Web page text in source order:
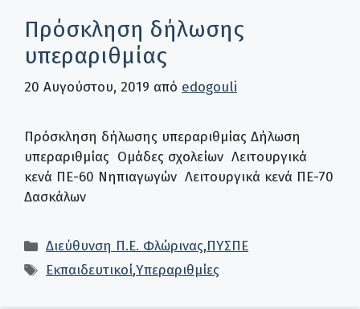
Πρόσκληση δήλωσης
υπεραριθμίας
20 Αυγούστου, 2019 από edogouli
Πρόσκληση δήλωσης υπεραριθμίας Δήλωση
υπεραριθμίας Ομάδες σχολείων Λειτουργικά
κενά ΠΕ-60 Νηπιαγωγών Λειτουργικά κενά ΠΕ-70
Δασκάλων
Κατηγορίες
Διεύθυνση Π.Ε. Φλώρινας,ΠΥΣΠΕ
Ετικέτες
Εκπαιδευτικοί,Υπεραριθμίες